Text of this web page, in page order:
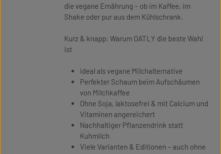
die vegane Ernährung – ob im Kaffee, im
Shake oder pur aus dem Kühlschrank.
Kurz & knapp: Warum OATLY die beste Wahl
ist
Ideal als vegane Milchalternative
Perfekter Schaum beim Aufschäumen
von Milchkaffee
Ohne Soja, laktosefrei & mit Calcium und
Vitaminen angereichert
Nachhaltiger Pflanzendrink statt
Kuhmilch
Viele Varianten & Editionen – auch ohne